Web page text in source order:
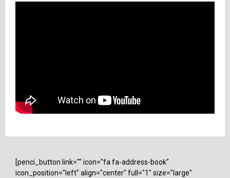
[penci_button link="" icon="fa fa-address-book"
icon_position="left" align="center" full="1" size="large"